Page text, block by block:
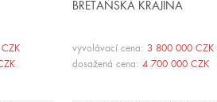
BRETAŇSKÁ KRAJINA
vyvolávací cena: 3 800 000 CZK
dosažená cena: 4 700 000 CZK